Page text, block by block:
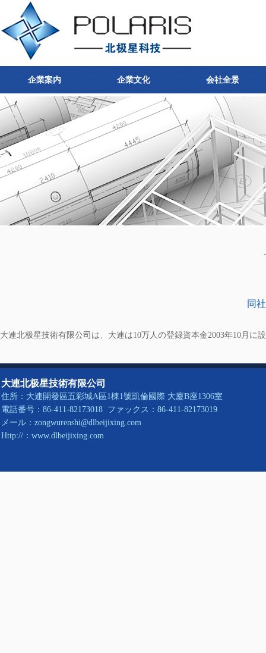
企業案内 企業文化 会社全景
同
大連北极星技術有限公司は、大連は10万人の登録資本金2003年10月に
大連北极星技術有限公司
住所：大連開發區五彩城A區1棟1號凱倫國際 大廈B座1306室
電話番号：86-411-82173018 ファックス：86-411-82173019
メール：zongwurenshi@dlbeijixing.com
Http://：www.dlbeijixing.com